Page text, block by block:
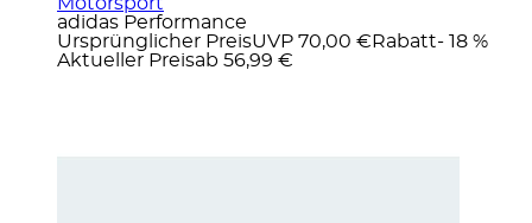
adidas Performance
Ursprünglicher PreisUVP 70,00 € Rabatt- 18 %
Aktueller Preisab 56,99 €